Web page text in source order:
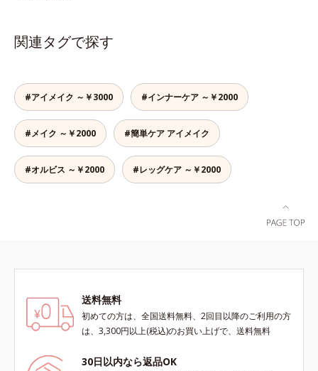
ダーの特性に合わせて開発された機
能的なパフです。用途に合わせてお
関連タグで探す
#アイメイク ～￥3000 #インナーケア ～￥2000
#メイク ～￥2000 #簡単ケア アイメイク
#オルビス ～￥2000 #レッグケア ～￥2000
送料無料
初めての方は、全国送料無料、2回目以降のご利用の方
は、3,300円以上(税込)のお買い上げで、送料無料
30日以内なら返品OK